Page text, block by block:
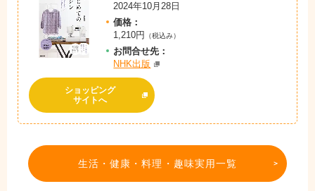
2024年10月28日
価格：
1,210円
（税込み）
お問合せ先：
NHK出版
ショッピング
サイトへ
生活・健康・料理・趣味実用一覧